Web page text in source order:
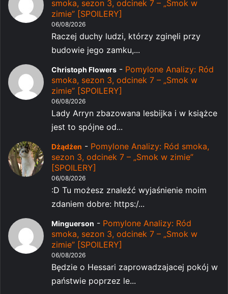
smoka, sezon 3, odcinek 7 – „Smok w
zimie” [SPOILERY]
06/08/2026
Raczej duchy ludzi, którzy zginęli przy
budowie jego zamku,...
Christoph Flowers - Pomylone Analizy: Ród
smoka, sezon 3, odcinek 7 – „Smok w
zimie” [SPOILERY]
06/08/2026
Lady Arryn zbazowana lesbijka i w książce
jest to spójne od...
Dżądżen - Pomylone Analizy: Ród smoka,
sezon 3, odcinek 7 – „Smok w zimie”
[SPOILERY]
06/08/2026
:D Tu możesz znaleźć wyjaśnienie moim
zdaniem dobre: https:/...
Minguerson - Pomylone Analizy: Ród
smoka, sezon 3, odcinek 7 – „Smok w
zimie” [SPOILERY]
06/08/2026
Będzie o Hessari zaprowadzajacej pokój w
państwie poprzez le...